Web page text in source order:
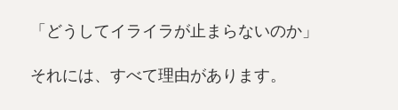
「どうしてイライラが止まらないのか」
それには、すべて理由があります。